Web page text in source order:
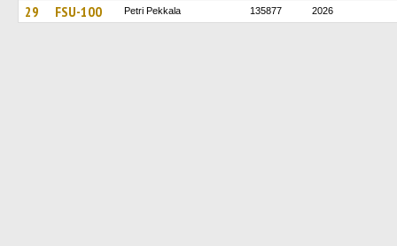
29 FSU-100 Petri Pekkala 135877 2026